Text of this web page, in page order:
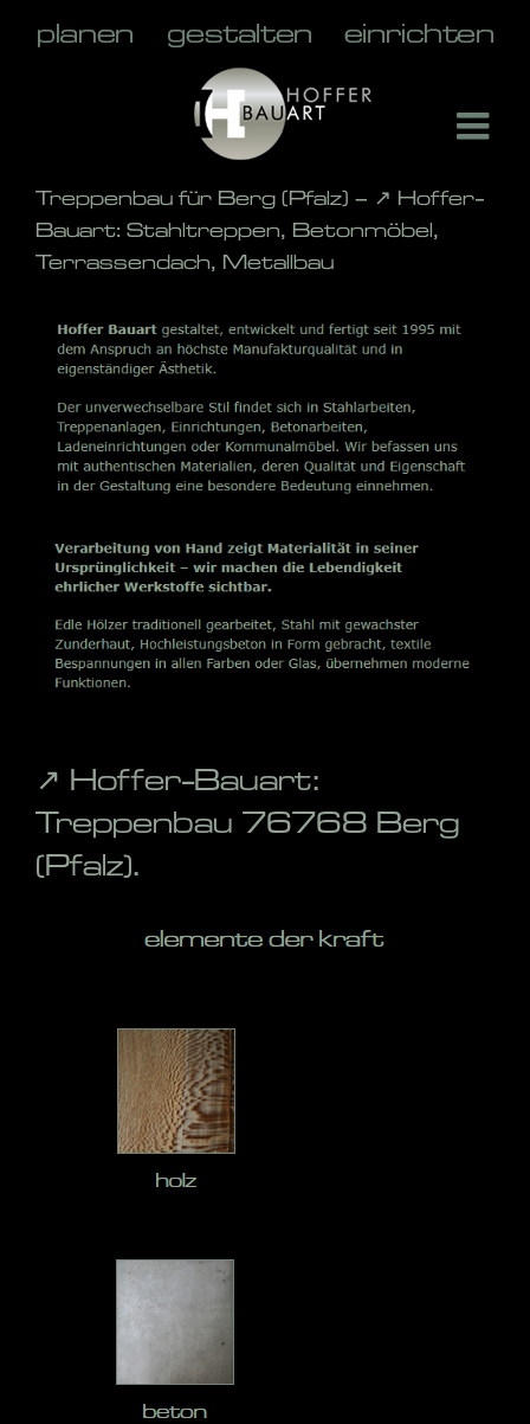
Treppenbau für Berg (Pfalz) – ↗️ Hoffer-
Bauart: Stahltreppen, Betonmöbel,
Terrassendach, Metallbau
↗️ Hoffer-Bauart:
Treppenbau 76768 Berg
(Pfalz).